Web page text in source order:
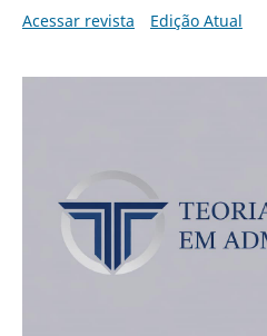
Acessar revista
Edição Atual